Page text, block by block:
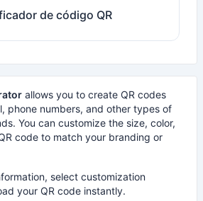
de código QR
allows you to create QR codes
phone numbers, and other types of
You can customize the size, color,
code to match your branding or
select customization
your QR code instantly.